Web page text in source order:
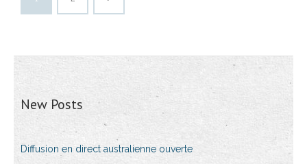
New Posts
Diffusion en direct australienne ouverte